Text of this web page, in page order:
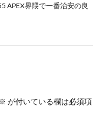
APEX界隈で一番治安の良
※ が付いている欄は必須項